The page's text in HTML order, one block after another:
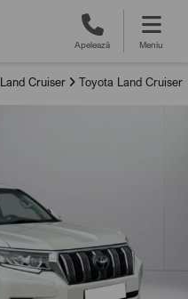
Apelează Meniu
Land Cruiser Toyota Land Cruiser